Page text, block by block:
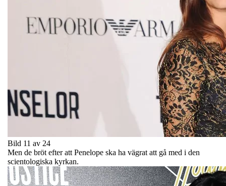
Bild 11 av 24
Men de bröt efter att Penelope ska ha vägrat att gå med i den
scientologiska kyrkan.